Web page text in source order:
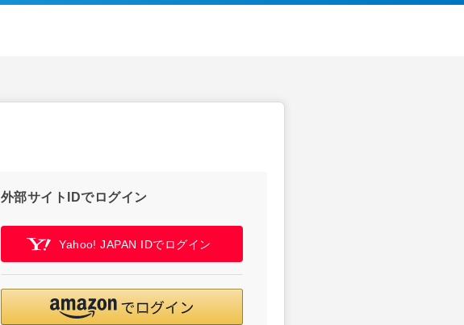
外部サイトIDでログイン
Yahoo! JAPAN IDでログイン